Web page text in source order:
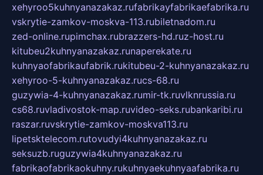
xehyroo5kuhnyanazakaz.rufabrikayfabrikaefabrika.ru
vskrytie-zamkov-moskva-113.rubiletnadom.ru
zed-online.rupimchax.rubrazzers-hd.ruz-host.ru
kitubeu2kuhnyanazakaz.runaperekate.ru
kuhnyaofabrikaufabrik.rukitubeu-2-kuhnyanazakaz.ru
xehyroo-5-kuhnyanazakaz.rucs-68.ru
guzywia-4-kuhnyanazakaz.rumir-tk.ruvlknrussia.ru
cs68.ruvladivostok-map.ruvideo-seks.rubankaribi.ru
raszar.ruvskrytie-zamkov-moskva113.ru
lipetsktelecom.rutovudyi4kuhnyanazakaz.ru
seksuzb.ruguzywia4kuhnyanazakaz.ru
fabrikaofabrikaokuhny.rukuhnyaekuhnyaafabrika.ru